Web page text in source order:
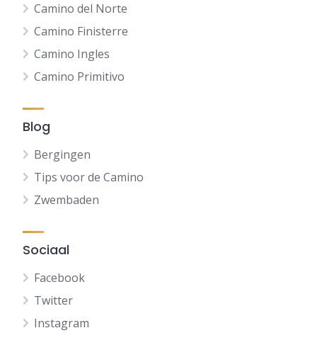
Camino del Norte
Camino Finisterre
Camino Ingles
Camino Primitivo
Blog
Bergingen
Tips voor de Camino
Zwembaden
Sociaal
Facebook
Twitter
Instagram